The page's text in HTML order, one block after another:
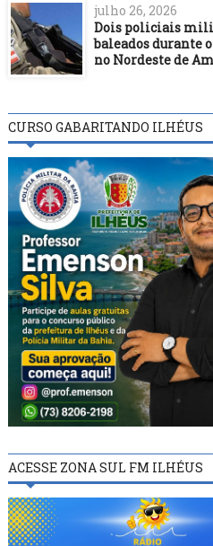
ECONOMIA
20/03/18
Prazo é prorrogado e
IPTU com desconto até 6 de
abril
julho 26, 2026
Dois policiais
baleados durante
no Nordeste de
CURSO GABARITANDO ILHÉUS
ACESSE ZONA SUL FM ILHÉUS